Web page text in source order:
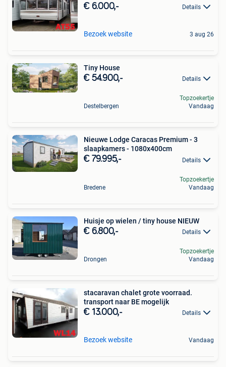
€ 6.000,- Details
Bezoek website 3 aug 26
Tiny House
€ 54.900,- Details
Destelbergen
Topzoekertje
Vandaag
Nieuwe Lodge Caracas Premium - 3
slaapkamers - 1080x400cm
€ 79.995,- Details
Bredene
Topzoekertje
Vandaag
Huisje op wielen / tiny house NIEUW
€ 6.800,- Details
Drongen
Topzoekertje
Vandaag
stacaravan chalet grote voorraad.
transport naar BE mogelijk
€ 13.000,- Details
Bezoek website Vandaag